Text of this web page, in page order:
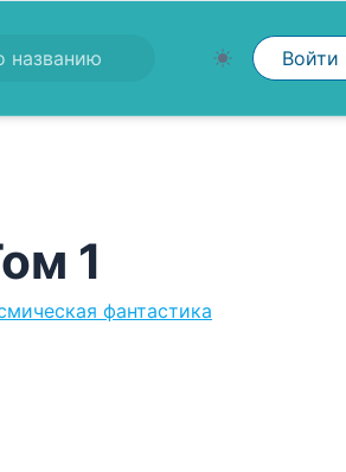
Войти
1
фантастика